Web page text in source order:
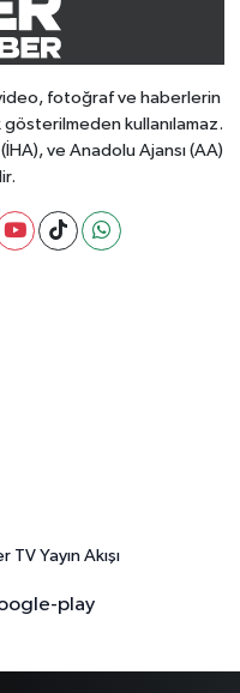
fotoğraf ve haberlerin
gösterilmeden kullanılamaz.
ve Anadolu Ajansı (AA)
TV Yayın Akışı